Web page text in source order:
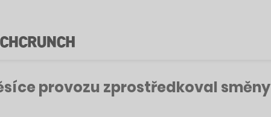
provozu zprostředkoval směny